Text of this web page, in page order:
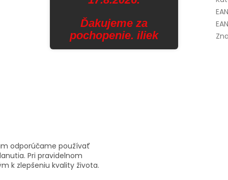
odporúčame používať
Pri pravidelnom
k zlepšeniu kvality života.
EAN
Ďakujeme za
pochopenie. iliek